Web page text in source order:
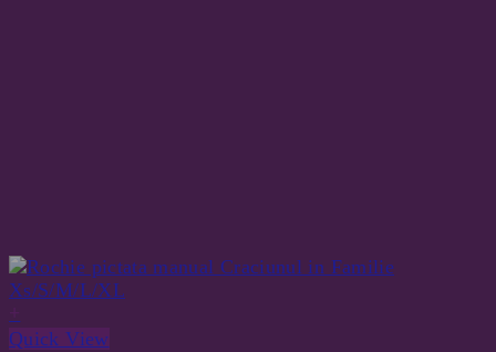
Quick View